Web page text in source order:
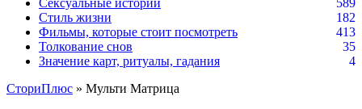
Сексуальные истории
589
Стиль жизни
182
Фильмы, которые стоит посмотреть
413
Толкование снов
35
Значение карт, ритуалы, гадания
4
СториПлюс » Мульти Матрица